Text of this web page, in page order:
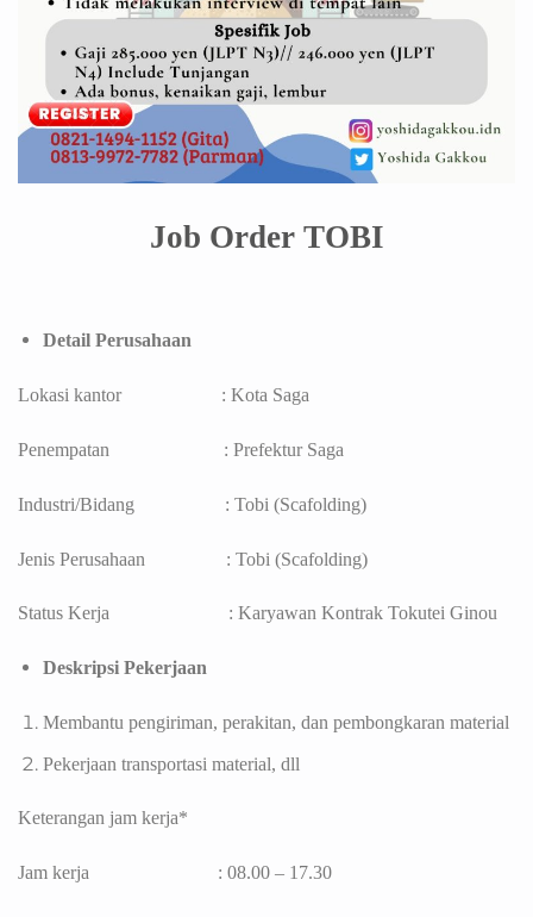
Job Order TOBI
Detail Perusahaan
Lokasi kantor : Kota Saga
Penempatan : Prefektur Saga
Industri/Bidang : Tobi (Scafolding)
Jenis Perusahaan : Tobi (Scafolding)
Status Kerja : Karyawan Kontrak Tokutei Ginou
Deskripsi Pekerjaan
Membantu pengiriman, perakitan, dan pembongkaran material
Pekerjaan transportasi material, dll
Keterangan jam kerja*
Jam kerja : 08.00 – 17.30